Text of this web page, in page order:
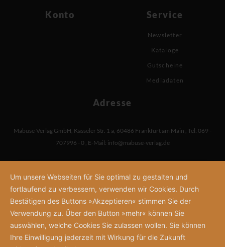
Konto Service
Newsletter
Kataloge
Gutscheine
Mediadaten
Adresse
Mabuse-Verlag GmbH Kasseler Str. 1 a 60486 Frankfurt am Main Tel: 069 -
707996 - 0 E-Mail: info@mabuse-verlag.de
Um unsere Webseiten für Sie optimal zu gestalten und
fortlaufend zu verbessern, verwenden wir Cookies. Durch
Bestätigen des Buttons »Akzeptieren« stimmen Sie der
Verwendung zu. Über den Button »mehr« können Sie
auswählen, welche Cookies Sie zulassen wollen. Sie können
Ihre Einwilligung jederzeit mit Wirkung für die Zukunft